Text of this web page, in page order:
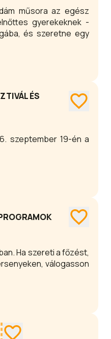
műsora az egész
gyerekeknek -
és szeretne egy
ÉS
szeptember 19-én a
Ha szereti a főzést,
válogasson